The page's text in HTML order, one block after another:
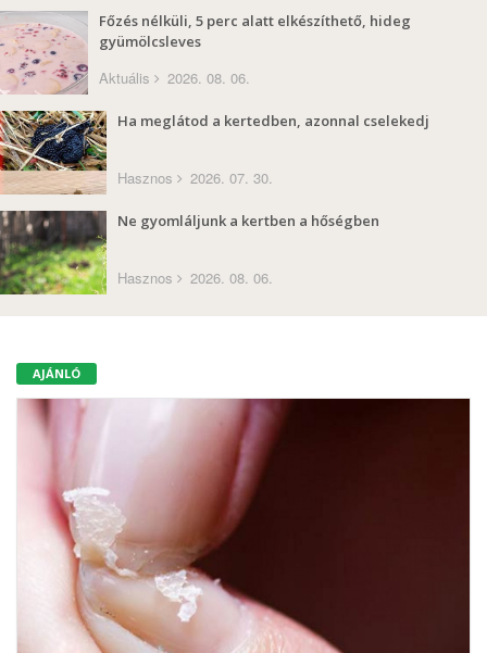
Főzés nélküli, 5 perc alatt elkészíthető, hideg
gyümölcsleves
Aktuális 2026. 08. 06.
Ha meglátod a kertedben, azonnal cselekedj
Hasznos 2026. 07. 30.
Ne gyomláljunk a kertben a hőségben
Hasznos 2026. 08. 06.
AJÁNLÓ